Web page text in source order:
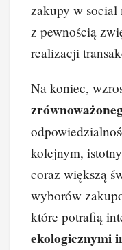
zakupy w
z pewnością
realizacji
Na koniec,
kolejnym,
coraz większą
wyborów
które potrafią
ekologicznymi